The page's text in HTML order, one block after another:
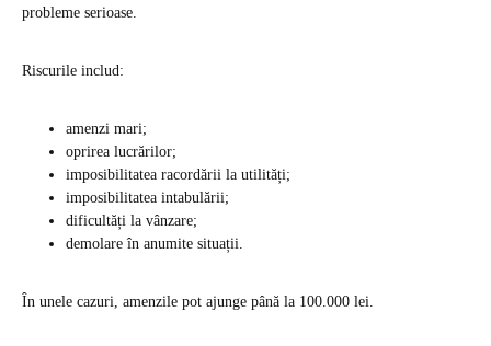
probleme serioase.
Riscurile includ:
amenzi mari;
oprirea lucrărilor;
imposibilitatea racordării la utilități;
imposibilitatea intabulării;
dificultăți la vânzare;
demolare în anumite situații.
În unele cazuri, amenzile pot ajunge până la 100.000 lei.